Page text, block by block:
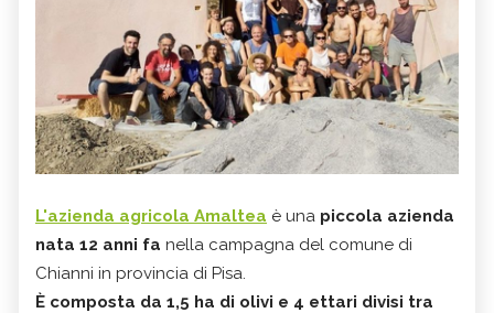
L'azienda agricola Amaltea è una piccola azienda
nata 12 anni fa nella campagna del comune di
Chianni in provincia di Pisa.
È composta da 1,5 ha di olivi e 4 ettari divisi tra